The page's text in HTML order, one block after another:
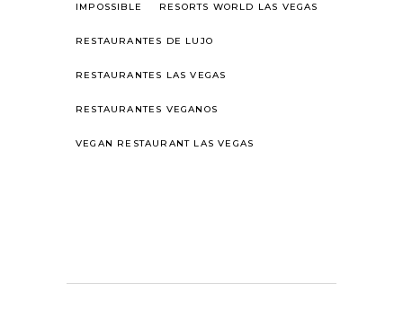
IMPOSSIBLE RESORTS WORLD LAS VEGAS
RESTAURANTES DE LUJO
RESTAURANTES LAS VEGAS
RESTAURANTES VEGANOS
VEGAN RESTAURANT LAS VEGAS